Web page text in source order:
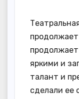
яркими и
талант и
сделали ее